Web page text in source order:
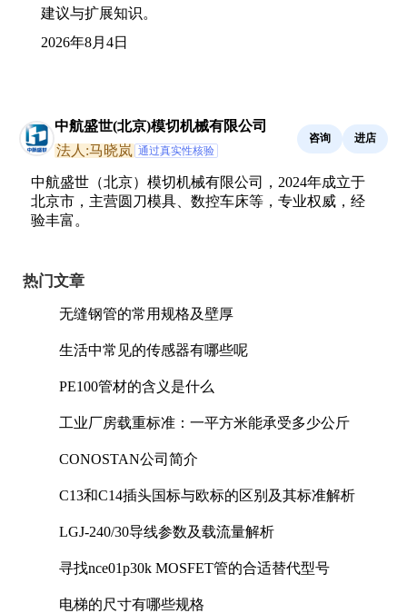
建议与扩展知识。
2026年8月4日
中航盛世(北京)模切机械有限公司
法人:马晓岚 通过真实性核验
咨询 进店
中航盛世（北京）模切机械有限公司，2024年成立于
北京市，主营圆刀模具、数控车床等，专业权威，经
验丰富。
热门文章
无缝钢管的常用规格及壁厚
生活中常见的传感器有哪些呢
PE100管材的含义是什么
工业厂房载重标准：一平方米能承受多少公斤
CONOSTAN公司简介
C13和C14插头国标与欧标的区别及其标准解析
LGJ-240/30导线参数及载流量解析
寻找nce01p30k MOSFET管的合适替代型号
电梯的尺寸有哪些规格